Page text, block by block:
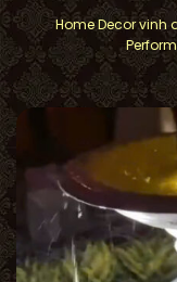
Home Decor vinh